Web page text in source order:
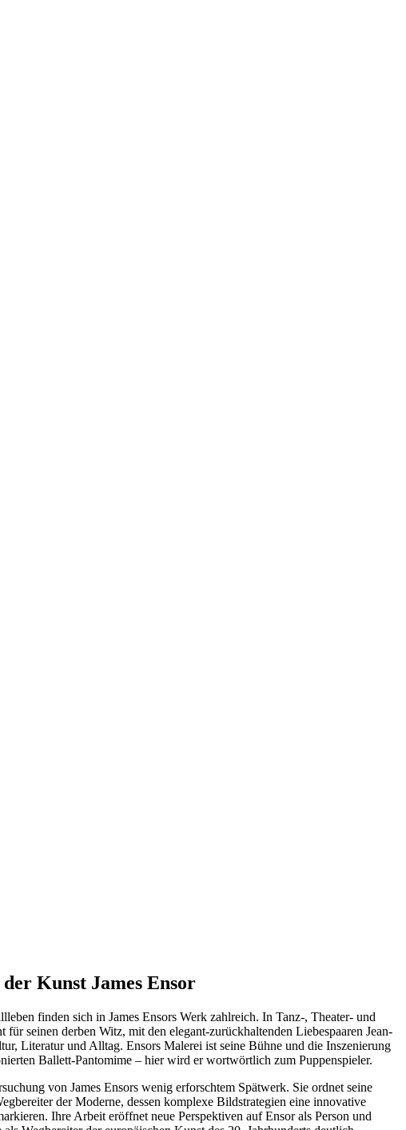
Kunst James Ensor
finden sich in James Ensors Werk zahlreich. ⁠In Tanz-, Theater- und
seinen derben Witz, mit den elegant-zurückhaltenden Liebespaaren Jean-
Literatur und Alltag. Ensors Malerei ist seine Bühne und die Inszenierung
Ballett-Pantomime – hier wird er wortwörtlich zum Puppenspieler.
von James Ensors wenig erforschtem Spätwerk. Sie ordnet seine
der Moderne, dessen komplexe Bildstrategien eine innovative
Ihre Arbeit eröffnet neue Perspektiven auf Ensor als Person und